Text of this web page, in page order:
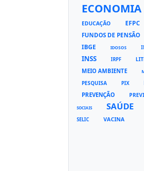
ECONOMIA
EDUCAÇÃO EFPC
FUNDOS DE PENSÃO
IBGE IDOSOS
INSS IRPF
MEIO AMBIENTE
PESQUISA PIX
PREVENÇÃO
SOCIAIS SAÚDE
SELIC
VACINA